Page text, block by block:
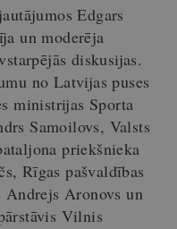
Edgars
un moderēja
diskusijas.
no Latvijas puses
ministrijas Sporta
Samoilovs, Valsts
priekšnieka
Rīgas pašvaldības
Aronovs un
Vilnis